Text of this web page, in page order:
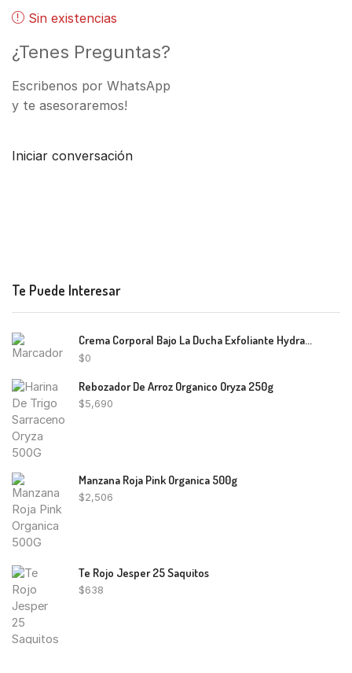
Sin existencias
¿Tenes Preguntas?
Escribenos por WhatsApp
y te asesoraremos!
Iniciar conversación
Te Puede Interesar
Crema Corporal Bajo La Ducha Exfoliante Hydrame Bel Lab 250Ml
$0
Rebozador De Arroz Organico Oryza 250g
$5,690
Manzana Roja Pink Organica 500g
$2,506
Te Rojo Jesper 25 Saquitos
$638